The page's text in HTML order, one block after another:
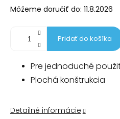
Môžeme doručiť do: 11.8.2026
Pridať do košíka
Pre jednoduché
Plochá konštrukcia
Detailné informácie